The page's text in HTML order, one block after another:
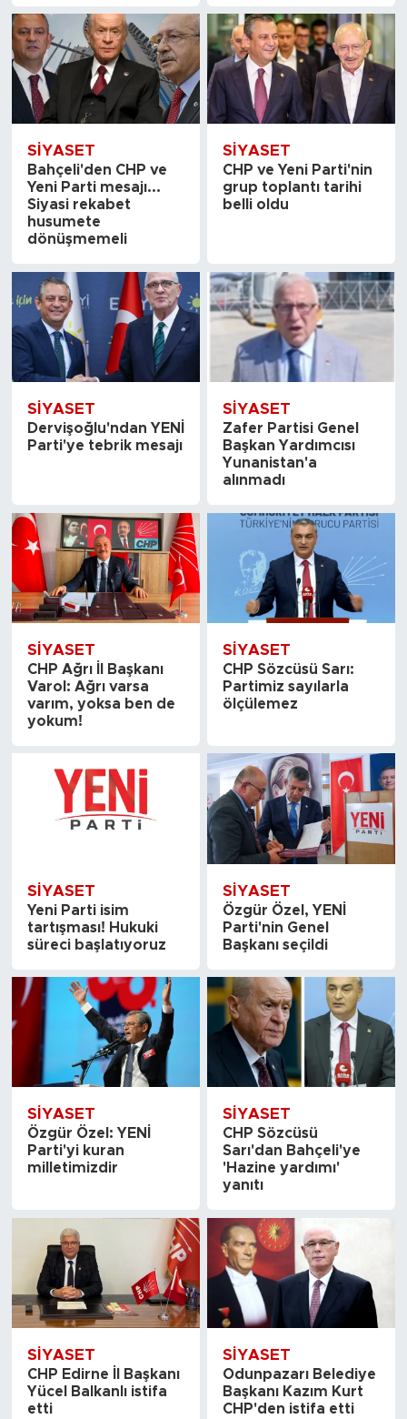
SİYASET
Bahçeli'den CHP ve
Yeni Parti mesajı...
Siyasi rekabet
husumete
dönüşmemeli
SİYASET
CHP ve Yeni Parti'nin
grup toplantı tarihi
belli oldu
SİYASET
Dervişoğlu'ndan YENİ
Parti'ye tebrik mesajı
SİYASET
Zafer Partisi Genel
Başkan Yardımcısı
Yunanistan'a
alınmadı
SİYASET
CHP Ağrı İl Başkanı
Varol: Ağrı varsa
varım, yoksa ben de
yokum!
SİYASET
CHP Sözcüsü Sarı:
Partimiz sayılarla
ölçülemez
SİYASET
Yeni Parti isim
tartışması! Hukuki
süreci başlatıyoruz
SİYASET
Özgür Özel, YENİ
Parti'nin Genel
Başkanı seçildi
SİYASET
Özgür Özel: YENİ
Parti'yi kuran
milletimizdir
SİYASET
CHP Sözcüsü
Sarı'dan Bahçeli'ye
'Hazine yardımı'
yanıtı
SİYASET
CHP Edirne İl Başkanı
Yücel Balkanlı istifa
etti
SİYASET
Odunpazarı Belediye
Başkanı Kazım Kurt
CHP'den istifa etti